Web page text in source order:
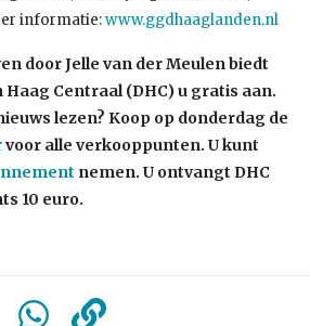
informatie:www.ggdhaaglanden.nl
door Jelle van der Meulen biedt
Haag Centraal (DHC) u gratis aan.
lezen? Koop op donderdag de
voor alle verkooppunten. U kunt
nemen. U ontvangt DHC
10 euro.